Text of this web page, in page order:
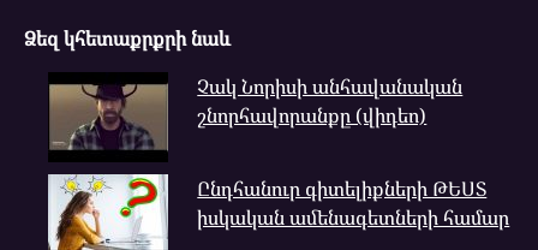
Ձեզ կհետաքրքրի նաև
Չակ Նորիսի անհավանական
շնորհավորանքը (վիդեո)
Ընդհանուր գիտելիքների ԹԵՍՏ
իսկական ամենագետների համար